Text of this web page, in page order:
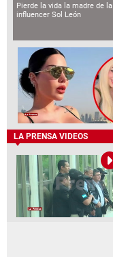
Pierde la vida la madre de la
influencer Sol León
LA PRENSA VIDEOS